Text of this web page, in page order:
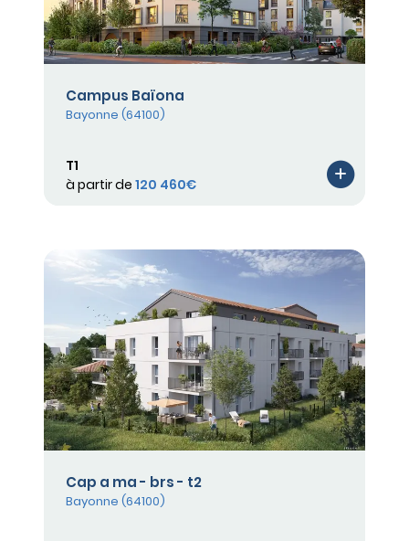
Campus Baïona
Bayonne (64100)
T1
à partir de 120 460€
Cap a ma - brs - t2
Bayonne (64100)